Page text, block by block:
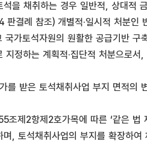
을 채취하는 경우 일반적, 상대적
결례 참조) 개별적·일시적 처분인
가토석자원의 원활한 공급기반 구
정하는 계획적·집단적 처분으로서,
를 받은 토석채취사업 부지 면적의
조제2항제2호가목에 따른 ‘같은 법
, 토석채취사업의 부지를 확장하여